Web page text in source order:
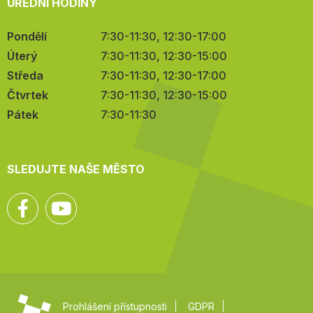
ÚŘEDNÍ HODINY
Pondělí
7:30-11:30, 12:30-17:00
Úterý
7:30-11:30, 12:30-15:00
Středa
7:30-11:30, 12:30-17:00
Čtvrtek
7:30-11:30, 12:30-15:00
Pátek
7:30-11:30
SLEDUJTE NAŠE MĚSTO
Facebook
Prohlášení přístupnosti GDPR